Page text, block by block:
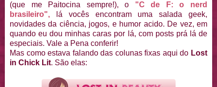
(que me Paitocina sempre!), o "C de F: o nerd
brasileiro", lá vocês encontram uma salada geek,
novidades da ciência, jogos, e humor acido. De vez, em
quando eu dou minhas caras por lá, com posts prá lá de
especiais. Vale a Pena conferir!
Mas como estava falando das colunas fixas aqui do Lost
in Chick Lit. São elas: